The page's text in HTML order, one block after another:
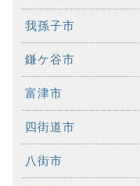
我孫子市
鎌ケ谷市
富津市
四街道市
八街市